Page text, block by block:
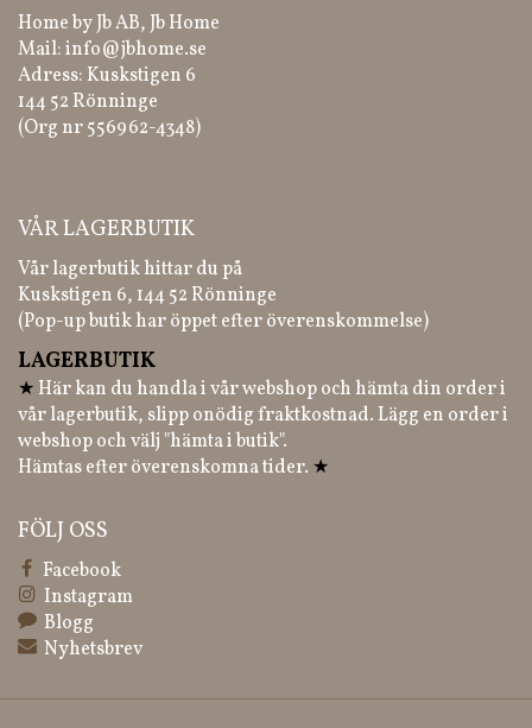
Home by Jb AB, Jb Home
Mail:info@jbhome.se
Adress: Kuskstigen 6
144 52 Rönninge
(Org nr 556962-4348)
VÅR LAGERBUTIK
Vår lagerbutik hittar du på
Kuskstigen 6, 144 52 Rönninge
(Pop-up butik har öppet efter överenskommelse)
LAGERBUTIK
★ Här kan du handla i vår webshop och hämta din order i
vår lagerbutik, slipp onödig fraktkostnad. Lägg en order i
webshop och välj "hämta i butik".
Hämtas efter överenskomna tider. ★
FÖLJ OSS
Facebook
Instagram
Blogg
Nyhetsbrev